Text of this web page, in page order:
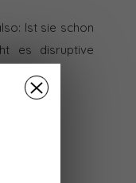
Ist sie schon
es disruptive